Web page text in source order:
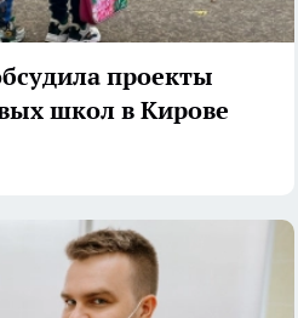
проекты
школ в Кирове